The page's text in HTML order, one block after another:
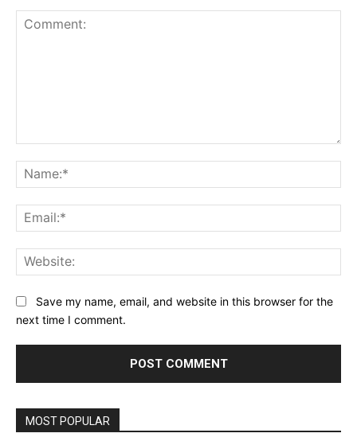
Save my name, email, and website in this browser for the
next time I comment.
MOST POPULAR